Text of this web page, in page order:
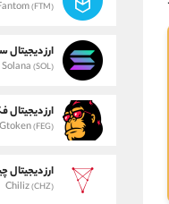
(FTM)
ارز دیجیتال
Solana (SOL)
ارز دیجیتال
(FEG)
ارز دیجیتال
Chiliz(CHZ)